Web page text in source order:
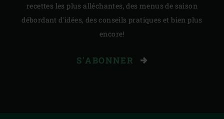
recettes les plus alléchantes, des menus de saison
débordant d'idées, des conseils pratiques et bien plus
encore!
S'ABONNER